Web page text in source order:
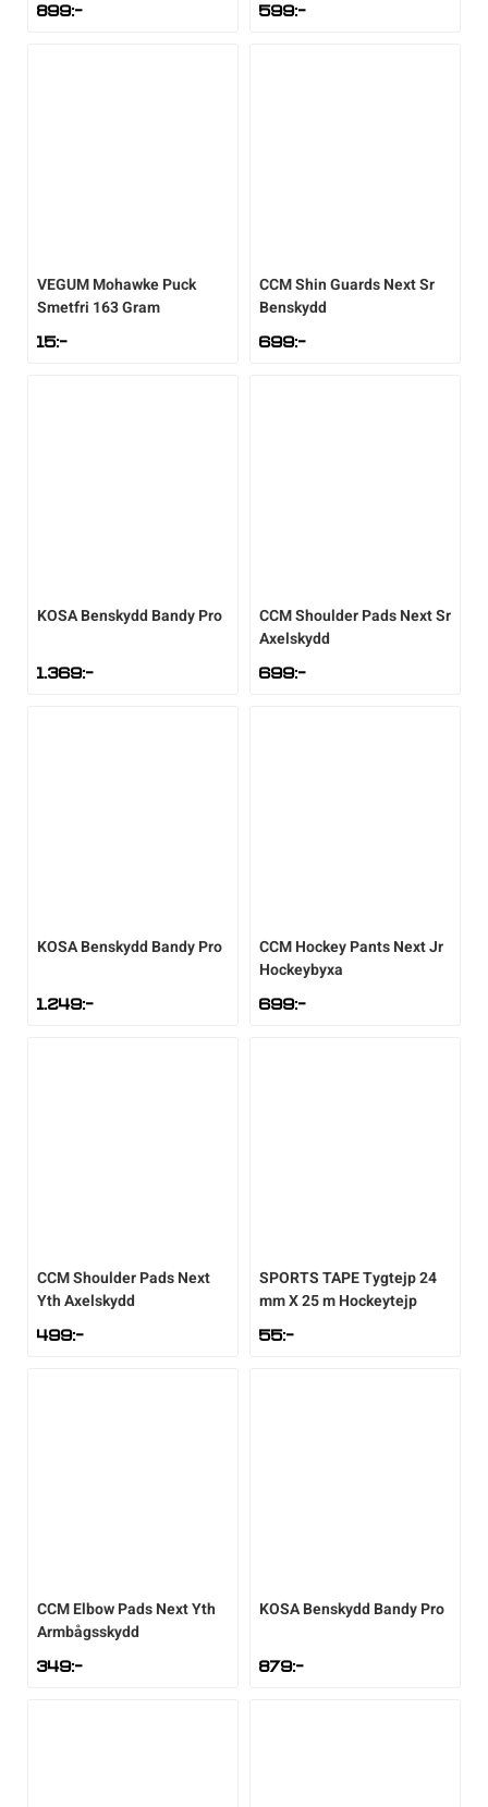
899:- 599:-
VEGUMMohawke Puck
Smetfri 163 Gram
15:-
CCMShin Guards Next Sr
Benskydd
699:-
KOSABenskydd Bandy Pro
1.369:-
CCMShoulder Pads Next Sr
Axelskydd
699:-
KOSABenskydd Bandy Pro
1.249:-
CCMHockey Pants Next Jr
Hockeybyxa
699:-
CCMShoulder Pads Next
Yth Axelskydd
499:-
SPORTS TAPETygtejp 24
mm X 25 m Hockeytejp
55:-
CCMElbow Pads Next Yth
Armbågsskydd
349:-
KOSABenskydd Bandy Pro
879:-